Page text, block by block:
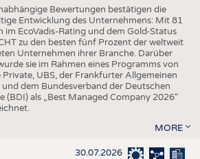
Bewertungen bestätigen die
Entwicklung des Unternehmens: Mit 81
im EcoVadis-Rating und dem Gold-Status
zu den besten fünf Prozent der weltweit
Unternehmen ihrer Branche. Darüber
sie im Rahmen eines Programms von
Private, UBS, der Frankfurter Allgemeinen
dem Bundesverband der Deutschen
(BDI) als „Best Managed Company 2026“
MORE
30.07.2026